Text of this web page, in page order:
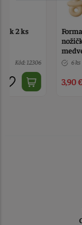
Forma silión
nožičky, kočík,
medvedík, body
6 ks
3,90 €
OD